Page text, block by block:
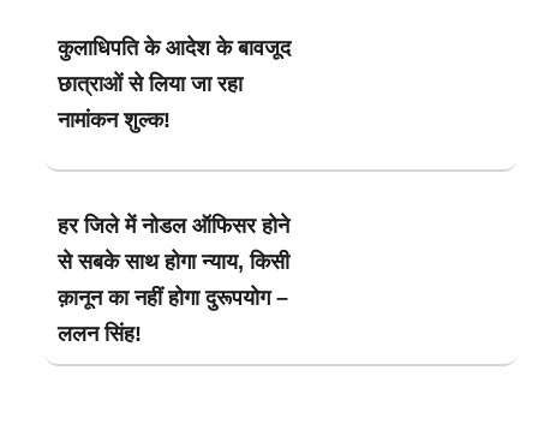
कुलाधिपति के आदेश के बावजूद
छात्राओं से लिया जा रहा
नामांकन शुल्क!
हर जिले में नोडल ऑफिसर होने
से सबके साथ होगा न्याय, किसी
क़ानून का नहीं होगा दुरूपयोग –
ललन सिंह!